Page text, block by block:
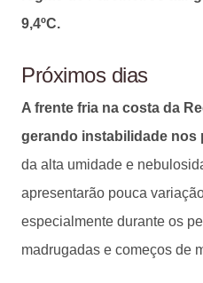
9,4ºC.
Próximos dias
A frente fria na costa da
gerando instabilidade nos
da alta umidade e
apresentarão pouca
especialmente durante os
madrugadas e começos de